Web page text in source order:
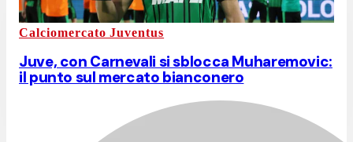
Calciomercato Juventus
Juve, con Carnevali si sblocca Muharemovic:
il punto sul mercato bianconero